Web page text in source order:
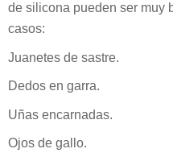
de silicona pueden ser muy
casos:
Juanetes de sastre.
Dedos en garra.
Uñas encarnadas.
Ojos de gallo.